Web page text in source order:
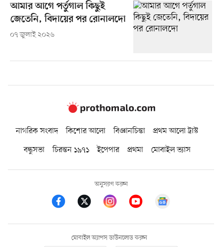
আমার আগে পর্তুগাল কিছুই
জেতেনি, বিদায়ের পর রোনালদো
০৭ জুলাই ২০২৬
নাগরিক সংবাদ কিশোর আলো বিজ্ঞানচিন্তা
প্রথম আলো ট্রাস্ট
বন্ধুসভা
চিরন্তন ১৯৭১ ইপেপার প্রথমা মোবাইল ভ্যাস
অনুসরণ করুন
মোবাইল অ্যাপস ডাউনলোড করুন